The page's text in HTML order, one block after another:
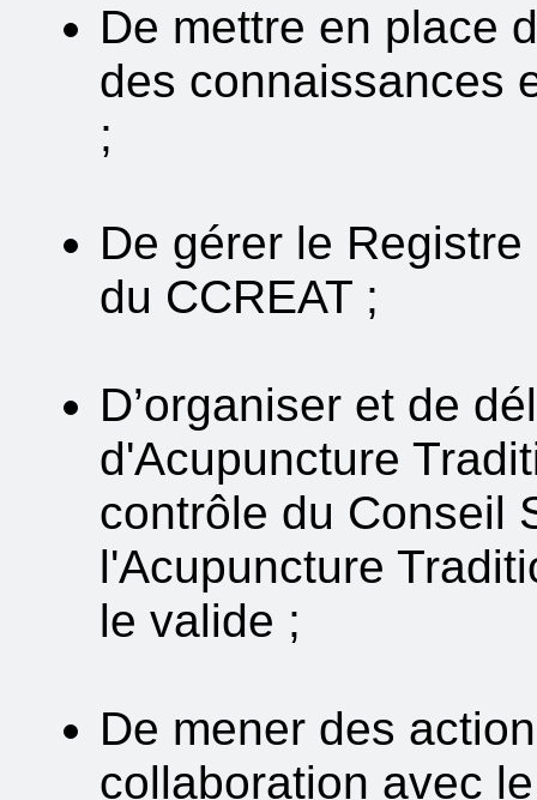
De mettre en place
des connaissances
;
De gérer le
du CCREAT ;
D’organiser et de
d'Acupuncture
contrôle du Conseil
l'Acupuncture
le valide ;
De mener des
collaboration avec